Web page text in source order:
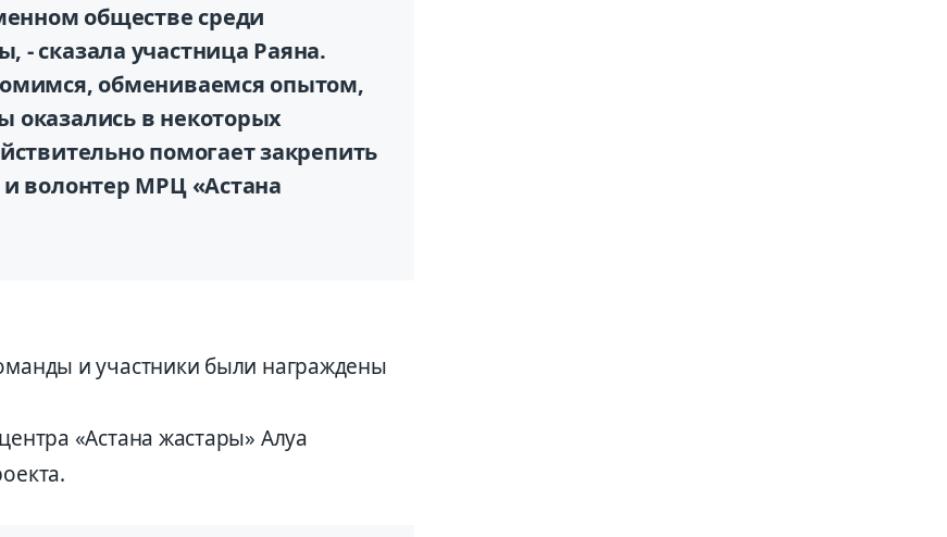
обществе среди
- сказала участница Раяна.
обмениваемся опытом,
оказались в некоторых
помогает закрепить
волонтер МРЦ «Астана
и участники были награждены
«Астана жас­тары» Алуа